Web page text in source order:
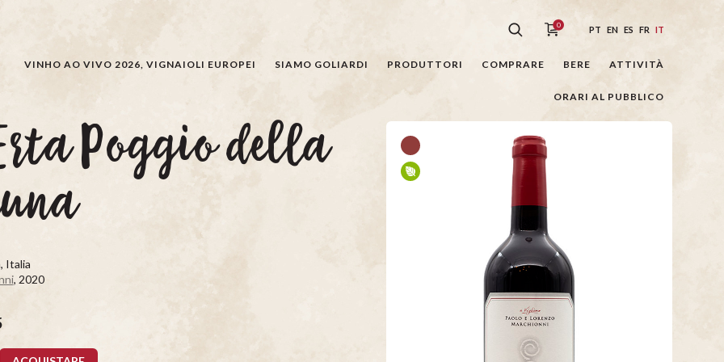
0 PT EN ES FR IT
VINHO AO VIVO 2026, VIGNAIOLI EUROPEI SIAMO GOLIARDI PRODUTTORI COMPRARE BERE ATTIVITÀ
ORARI AL PUBBLICO
Poggio della
Italia
, 2020